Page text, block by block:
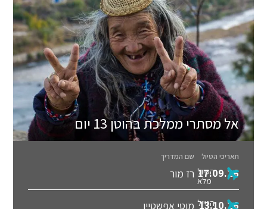
אל מסתרי ממלכת בהוטן 13 יום
תאריכי הטיול שם המדריך
17.09.26 רז מור הטיול
מלא
13.10.26 מוטי אפשטיין הטיול